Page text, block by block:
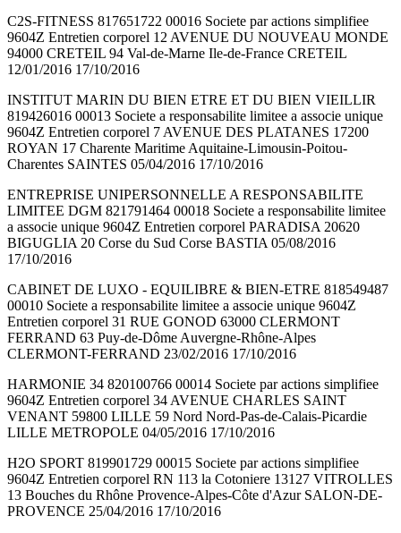
C2S-FITNESS 817651722 00016 Societe par actions simplifiee
9604Z Entretien corporel 12 AVENUE DU NOUVEAU MONDE
94000 CRETEIL 94 Val-de-Marne Ile-de-France CRETEIL
12/01/2016 17/10/2016
INSTITUT MARIN DU BIEN ETRE ET DU BIEN VIEILLIR
819426016 00013 Societe a responsabilite limitee a associe unique
9604Z Entretien corporel 7 AVENUE DES PLATANES 17200
ROYAN 17 Charente Maritime Aquitaine-Limousin-Poitou-
Charentes SAINTES 05/04/2016 17/10/2016
ENTREPRISE UNIPERSONNELLE A RESPONSABILITE
LIMITEE DGM 821791464 00018 Societe a responsabilite limitee
a associe unique 9604Z Entretien corporel PARADISA 20620
BIGUGLIA 20 Corse du Sud Corse BASTIA 05/08/2016
17/10/2016
CABINET DE LUXO - EQUILIBRE & BIEN-ETRE 818549487
00010 Societe a responsabilite limitee a associe unique 9604Z
Entretien corporel 31 RUE GONOD 63000 CLERMONT
FERRAND 63 Puy-de-Dôme Auvergne-Rhône-Alpes
CLERMONT-FERRAND 23/02/2016 17/10/2016
HARMONIE 34 820100766 00014 Societe par actions simplifiee
9604Z Entretien corporel 34 AVENUE CHARLES SAINT
VENANT 59800 LILLE 59 Nord Nord-Pas-de-Calais-Picardie
LILLE METROPOLE 04/05/2016 17/10/2016
H2O SPORT 819901729 00015 Societe par actions simplifiee
9604Z Entretien corporel RN 113 la Cotoniere 13127 VITROLLES
13 Bouches du Rhône Provence-Alpes-Côte d'Azur SALON-DE-
PROVENCE 25/04/2016 17/10/2016